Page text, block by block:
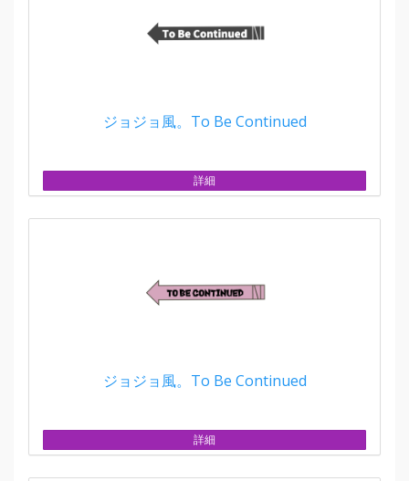
ジョジョ風。To Be Continued
詳細
ジョジョ風。To Be Continued
詳細